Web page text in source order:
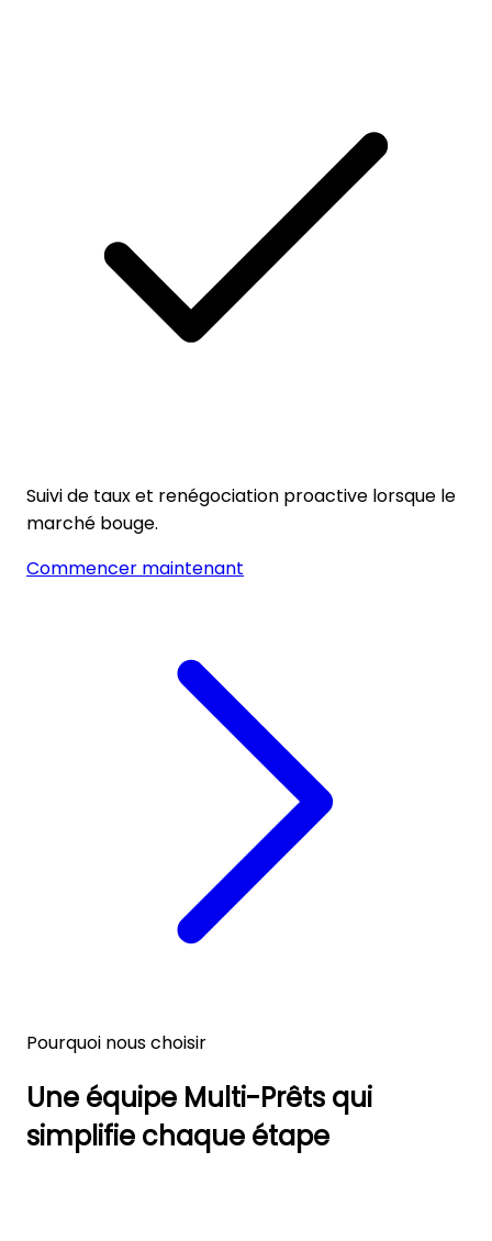
Suivi de taux et renégociation proactive lorsque le
marché bouge.
Commencer maintenant
Pourquoi nous choisir
Une équipe Multi-Prêts qui
simplifie chaque étape